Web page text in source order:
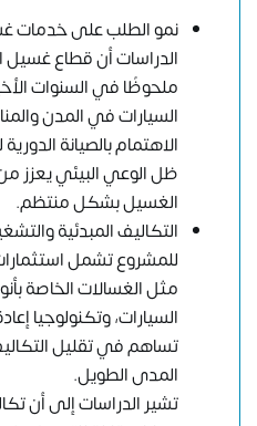
نمو الطلب على خدمات
الدراسات أن قطاع غسيل
ملحوظًا في السنوات
السيارات في المدن
الاهتمام بالصيانة
ظل الوعي البيئي يعزز
الغسيل بشكل منتظم.
التكاليف المبدئية
للمشروع تشمل
مثل الغسالات الخاصة
السيارات، وتكنولوجيا
تساهم في تقليل
المدى الطويل.
تشير الدراسات إلى أن